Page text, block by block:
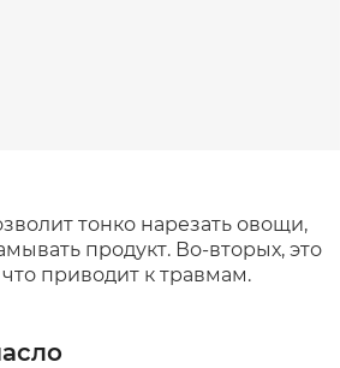
тонко нарезать овощи,
продукт. Во-вторых, это
приводит к травмам.